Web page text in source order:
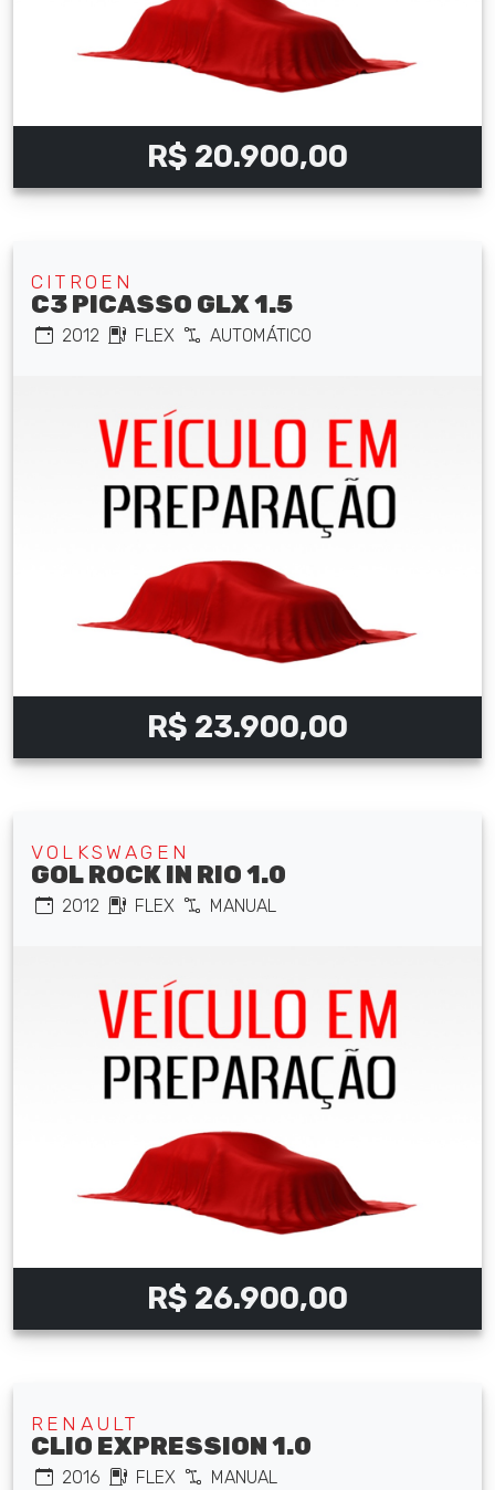
R$ 20.900,00
CITROEN
C3 PICASSO GLX 1.5
2012 FLEX AUTOMÁTICO
R$ 23.900,00
VOLKSWAGEN
GOL ROCK IN RIO 1.0
2012 FLEX MANUAL
R$ 26.900,00
RENAULT
CLIO EXPRESSION 1.0
2016 FLEX MANUAL